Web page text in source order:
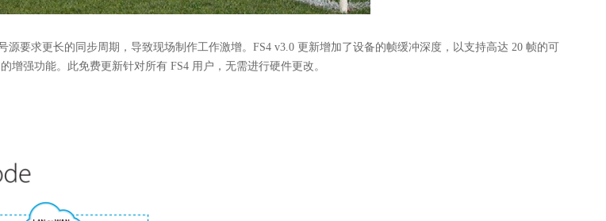
要求更长的同步周期，导致现场制作工作激增。FS4 v3.0 更新增加了设备的帧缓冲深度，以支持高达 20 帧的可
增强功能。此免费更新针对所有 FS4 用户，无需进行硬件更改。